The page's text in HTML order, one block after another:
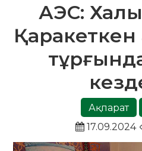
АЭС:
Ақпарат
17.09.2024